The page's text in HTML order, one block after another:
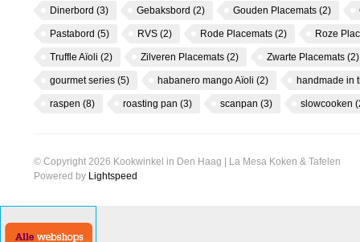
Dinerbord (3) Gebaksbord (2) Gouden Placemats (2)
Pastabord (5) RVS (2) Rode Placemats (2) Roze
Truffle Aïoli (2) Zilveren Placemats (2) Zwarte Placemats (2)
gourmet series (5) habanero mango Aïoli (2) handmade in
raspen (8) roasting pan (3) scanpan (3) slowcooken
© Copyright 2026 Kookwinkel in Den Haag | La Mesa Koken & Tafelen
Powered by Lightspeed